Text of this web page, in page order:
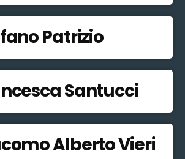
Patrizio
Santucci
Alberto Vieri